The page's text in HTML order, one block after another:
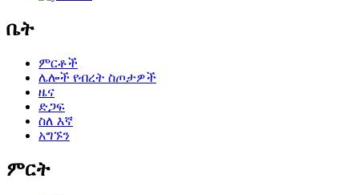
ቤት
ምርቶች
ሌሎች የብረት ስጦታዎች
ዜና
ድጋፍ
ስለ እኛ
አግኙን
ምርት